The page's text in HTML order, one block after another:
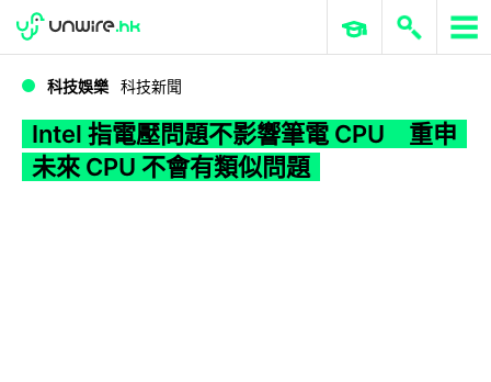
WWDC 2026 ERP 與商業 AI
科技娛樂 科技新聞
Intel 指電壓問題不影響筆電 CPU 重申
未來 CPU 不會有類似問題